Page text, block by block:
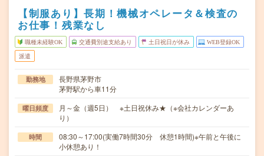
【制服あり】長期！機械オペレータ＆検査の
お仕事！残業なし
職種未経験OK 交通費別途支給あり 土日祝日が休み WEB登録OK
派遣
勤務地
長野県茅野市
茅野駅から車11分
曜日頻度
月～金（週5日） ※土日祝休み★（※会社カレンダーあ
り）
時間
08:30～17:00(実働7時間30分 休憩1時間)※午前と午後に
小休憩あり！